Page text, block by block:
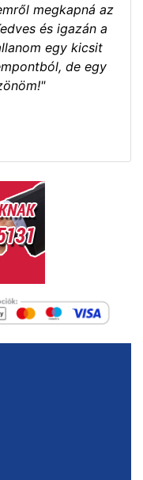
megkapná az
és igazán a
egy kicsit
de egy